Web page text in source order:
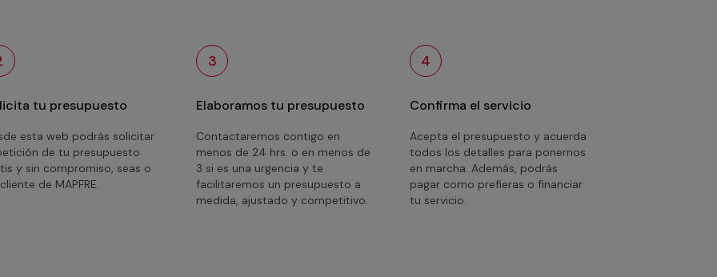
tu presupuesto
esta web podrás solicitar
de tu presupuesto
y sin compromiso, seas o
de MAPFRE.
3
Elaboramos tu presupuesto
Contactaremos contigo en
menos de 24 hrs. o en menos de
3 si es una urgencia y te
facilitaremos un presupuesto a
medida, ajustado y competitivo.
4
Confirma el servicio
Acepta el presupuesto y acuerda
todos los detalles para ponernos
en marcha. Además, podrás
pagar como prefieras o financiar
tu servicio.